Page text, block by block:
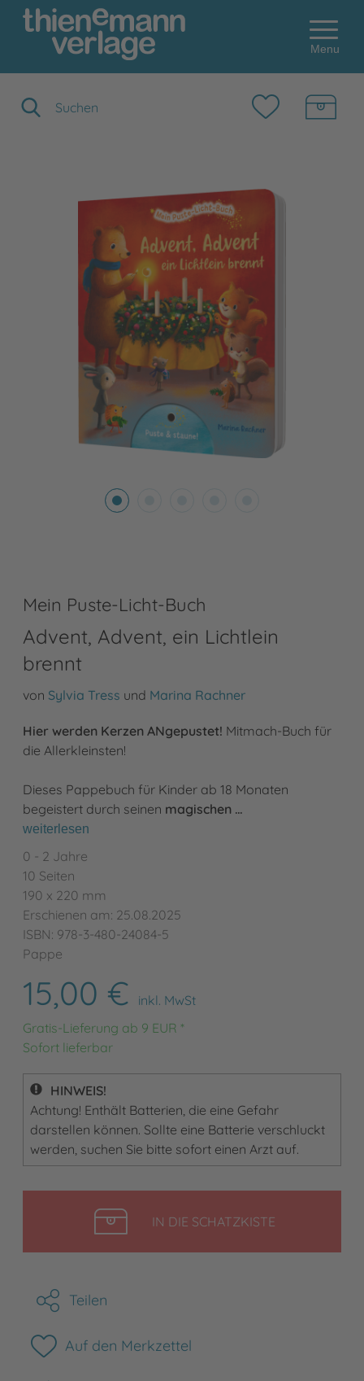
Menu
Mein Puste-Licht-Buch
Advent, Advent, ein Lichtlein
brennt
von Sylvia Tress und Marina Rachner
Hier werden Kerzen ANgepustet! Mitmach-Buch für
die Allerkleinsten!
Dieses Pappebuch für Kinder ab 18 Monaten
begeistert durch seinen magischen …
weiterlesen
0 - 2 Jahre
10 Seiten
190 x 220 mm
Erschienen am: 25.08.2025
ISBN: 978-3-480-24084-5
Pappe
15,00 €
inkl. MwSt
Gratis-Lieferung ab 9 EUR *
Sofort lieferbar
HINWEIS!
Achtung! Enthält Batterien, die eine Gefahr
darstellen können. Sollte eine Batterie verschluckt
werden, suchen Sie bitte sofort einen Arzt auf.
IN DIE SCHATZKISTELEGEN
Teilen
Auf den Merkzettel